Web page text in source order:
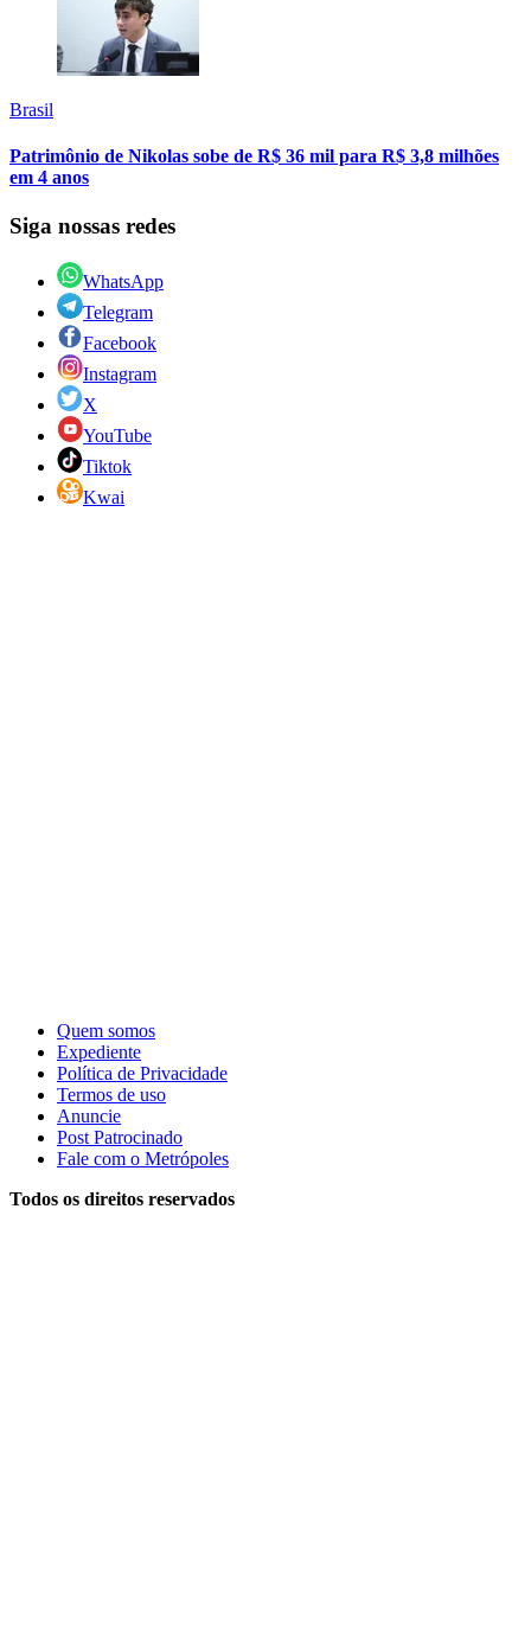
Brasil
Patrimônio de Nikolas sobe de R$ 36 mil para R$ 3,8 milhões
em 4 anos
Siga nossas redes
WhatsApp
Telegram
Facebook
Instagram
X
YouTube
Tiktok
Kwai
Quem somos
Expediente
Política de Privacidade
Termos de uso
Anuncie
Post Patrocinado
Fale com o Metrópoles
Todos os direitos reservados